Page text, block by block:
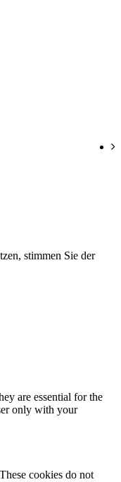
stimmen Sie der
are essential for the
only with your
cookies do not